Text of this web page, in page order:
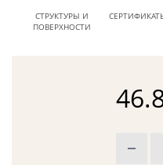
СТРУКТУРЫ И
ПОВЕРХНОСТИ